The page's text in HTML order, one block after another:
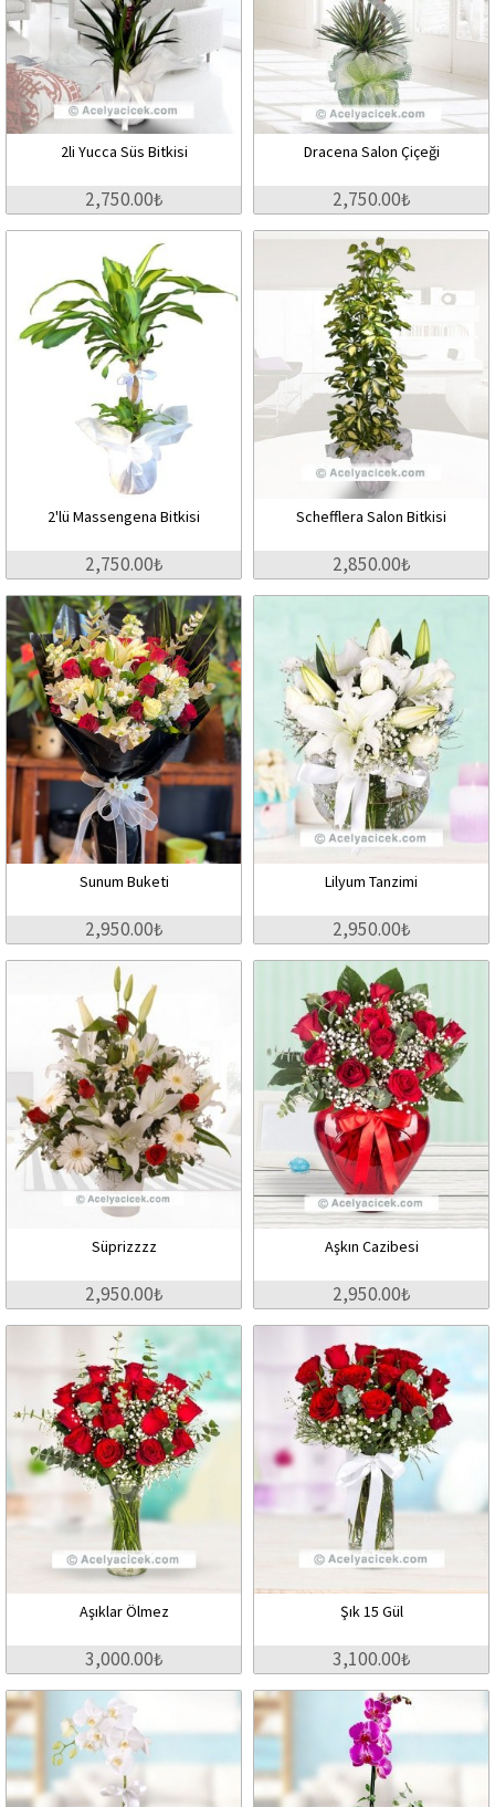
2li Yucca Süs Bitkisi
2,750.00₺
Dracena Salon Çiçeği
2,750.00₺
2'lü Massengena Bitkisi
2,750.00₺
Schefflera Salon Bitkisi
2,850.00₺
Sunum Buketi
2,950.00₺
Lilyum Tanzimi
2,950.00₺
Süprizzzz
2,950.00₺
Aşkın Cazibesi
2,950.00₺
Aşıklar Ölmez
3,000.00₺
Şık 15 Gül
3,100.00₺